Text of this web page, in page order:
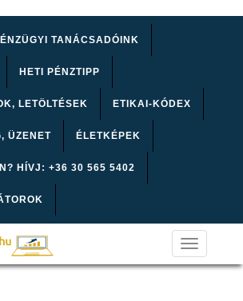
TANÁCSADÓINK
HETI PÉNZTIPP
LETÖLTÉSEK ETIKAI-KÓDEX
ÜZENET ÉLETKÉPEK
HÍVJ: +36 30 565 5402
Toggle
navigation